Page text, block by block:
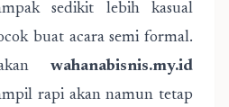
sedikit lebih kasual
buat acara semi formal.
wahanabisnis.my.id
rapi akan namun tetap